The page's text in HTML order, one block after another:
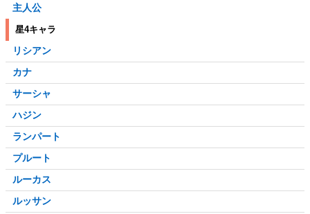
主人公
星4キャラ
リシアン
カナ
サーシャ
ハジン
ランパート
プルート
ルーカス
ルッサン